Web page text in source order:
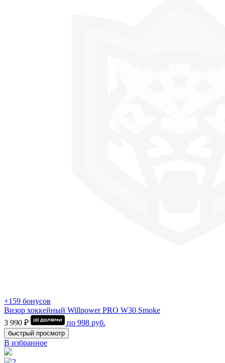
+159 бонусов
Визор хоккейный Willpower PRO W30 Smoke
3 990 ₽
по 998 руб.
быстрый просмотр
В избранное